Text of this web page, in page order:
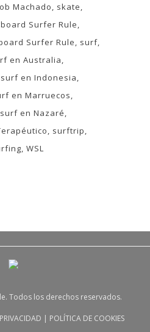
Machado
skate
Surfer Rule
Surfer Rule
surf
en Australia
surf en Indonesia
en Marruecos
surf en Nazaré
surftrip
WSL
Todos los derechos reservados.
| POLÍTICA DE COOKIES